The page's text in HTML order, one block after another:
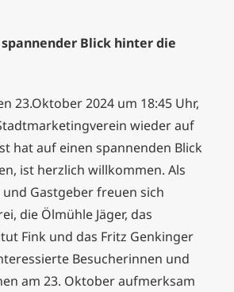
spannender Blick hinter die
23.Oktober 2024 um 18:45 Uhr,
wieder auf
hat auf einen spannenden Blick
ist herzlich willkommen. Als
Gastgeber freuen sich
die Ölmühle Jäger, das
Fink und das Fritz Genkinger
Besucherinnen und
am 23. Oktober aufmerksam